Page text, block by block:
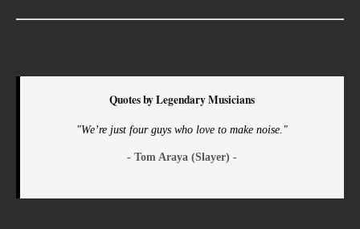
Quotes by Legendary Musicians
"We’re just four guys who love to make noise."
- Tom Araya (Slayer) -